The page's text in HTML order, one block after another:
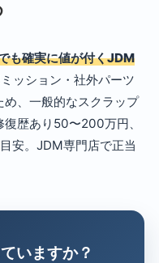
も確実に値が付くJDM
ッション・社外パーツ
、一般的なスクラップ
歴あり50〜200万円、
安。JDM専門店で正当
いますか？